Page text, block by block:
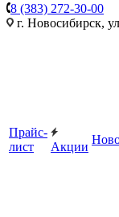
8 (383) 272-30-00
г. Новосибирск,
Прайс-
лист
Акции